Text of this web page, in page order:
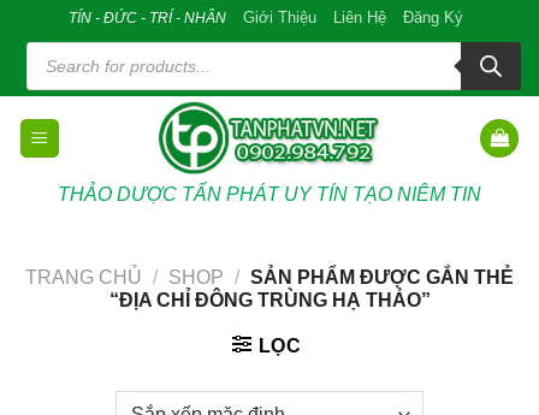
content
TÍN - ĐỨC - TRÍ - NHÂN Giới Thiệu Liên Hệ Đăng Ký
Tìm
kiếm
sản
phẩm
THẢO DƯỢC TẤN PHÁT UY TÍN TẠO NIÊM TIN
TRANG CHỦ / SHOP / SẢN PHẨM ĐƯỢC GẮN THẺ
“ĐỊA CHỈ ĐÔNG TRÙNG HẠ THẢO”
LỌC